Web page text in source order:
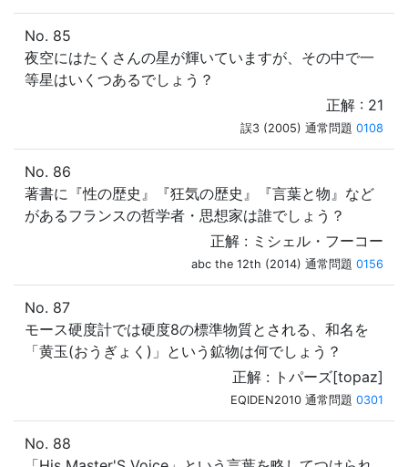
No. 85
夜空にはたくさんの星が輝いていますが、その中で一
等星はいくつあるでしょう？
正解 : 21
誤3 (2005) 通常問題 0108
No. 86
著書に『性の歴史』『狂気の歴史』『言葉と物』など
があるフランスの哲学者・思想家は誰でしょう？
正解 : ミシェル・フーコー
abc the 12th (2014) 通常問題 0156
No. 87
モース硬度計では硬度8の標準物質とされる、和名を
「黄玉(おうぎょく)」という鉱物は何でしょう？
正解 : トパーズ[topaz]
EQIDEN2010 通常問題 0301
No. 88